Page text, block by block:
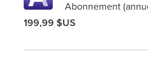
Abonnement
199,99 $US